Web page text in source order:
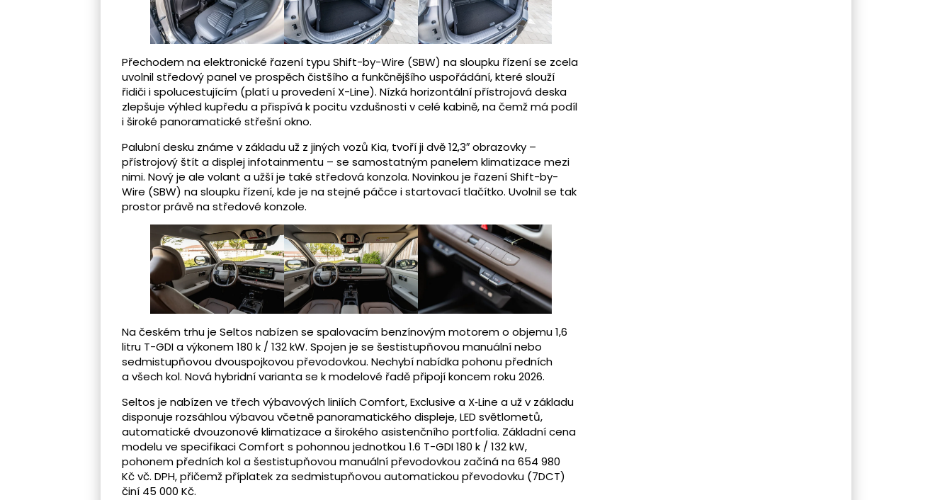
Přechodem na elektronické řazení typu Shift-by-Wire (SBW) na sloupku řízení se zcela
uvolnil středový panel ve prospěch čistšího a funkčnějšího uspořádání, které slouží
řidiči i spolucestujícím (platí u provedení X-Line). Nízká horizontální přístrojová deska
zlepšuje výhled kupředu a přispívá k pocitu vzdušnosti v celé kabině, na čemž má podíl
i široké panoramatické střešní okno.
Palubní desku známe v základu už z jiných vozů Kia, tvoří ji dvě 12,3″ obrazovky –
přístrojový štít a displej infotainmentu – se samostatným panelem klimatizace mezi
nimi. Nový je ale volant a užší je také středová konzola. Novinkou je řazení Shift-by-
Wire (SBW) na sloupku řízení, kde je na stejné páčce i startovací tlačítko. Uvolnil se tak
prostor právě na středové konzole.
Na českém trhu je Seltos nabízen se spalovacím benzínovým motorem o objemu 1,6
litru T-GDI a výkonem 180 k / 132 kW. Spojen je se šestistupňovou manuální nebo
sedmistupňovou dvouspojkovou převodovkou. Nechybí nabídka pohonu předních
a všech kol. Nová hybridní varianta se k modelové řadě připojí koncem roku 2026.
Seltos je nabízen ve třech výbavových liniích Comfort, Exclusive a X‑Line a už v základu
disponuje rozsáhlou výbavou včetně panoramatického displeje, LED světlometů,
automatické dvouzonové klimatizace a širokého asistenčního portfolia. Základní cena
modelu ve specifikaci Comfort s pohonnou jednotkou 1.6 T-GDI 180 k / 132 kW,
pohonem předních kol a šestistupňovou manuální převodovkou začíná na 654 980
Kč vč. DPH, přičemž příplatek za sedmistupňovou automatickou převodovku (7DCT)
činí 45 000 Kč.